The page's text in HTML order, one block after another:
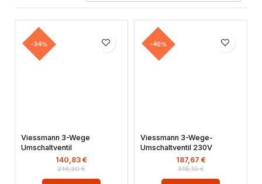
-34%
Viessmann 3-Wege
Umschaltventil
216,30€
140,83 €
-40%
Viessmann 3-Wege-
Umschaltventil 230V
318,10€
187,67 €